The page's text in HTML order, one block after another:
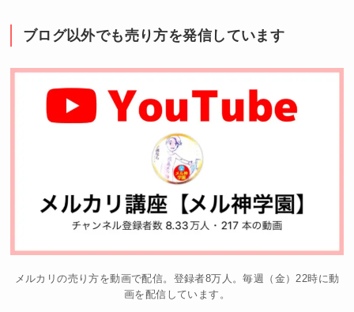
ブログ以外でも売り方を発信しています
メルカリの売り方を動画で配信。登録者8万人。毎週（金）22時に動
画を配信しています。